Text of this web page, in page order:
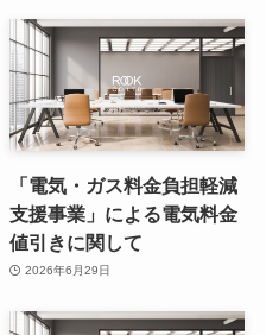
「電気・ガス料金負担軽減
支援事業」による電気料金
値引きに関して
2026年6月29日